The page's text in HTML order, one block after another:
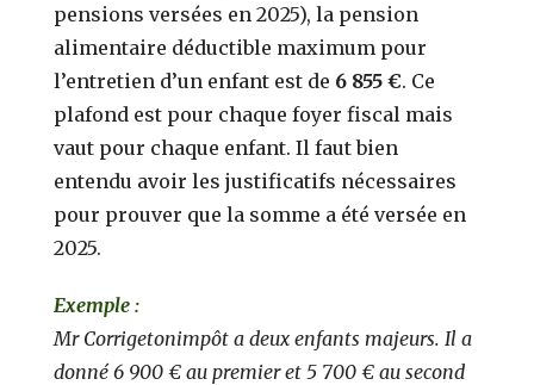
pensions versées en 2025), la pension
alimentaire déductible maximum pour
l’entretien d’un enfant est de 6 855 €. Ce
plafond est pour chaque foyer fiscal mais
vaut pour chaque enfant. Il faut bien
entendu avoir les justificatifs nécessaires
pour prouver que la somme a été versée en
2025.
Exemple :
Mr Corrigetonimpôt a deux enfants majeurs. Il a
donné 6 900 € au premier et 5 700 € au second